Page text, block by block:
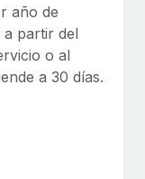
candidatos.
año de
a partir del
o al
a 30 días.